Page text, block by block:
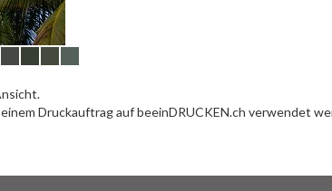
Druckauftrag auf beeinDRUCKEN.ch verwendet